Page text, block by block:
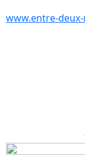
www.entre-